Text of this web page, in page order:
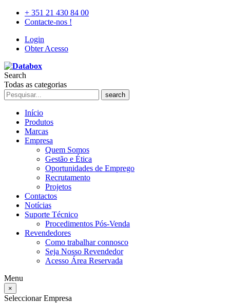
+ 351 21 430 84 00
Contacte-nos !
Login
Obter Acesso
Search
Todas as categorias
search
Início
Produtos
Marcas
Empresa
Quem Somos
Gestão e Ética
Oportunidades de Emprego
Recrutamento
Projetos
Contactos
Notícias
Suporte Técnico
Procedimentos Pós-Venda
Revendedores
Como trabalhar connosco
Seja Nosso Revendedor
Acesso Área Reservada
Menu
×
Seleccionar Empresa